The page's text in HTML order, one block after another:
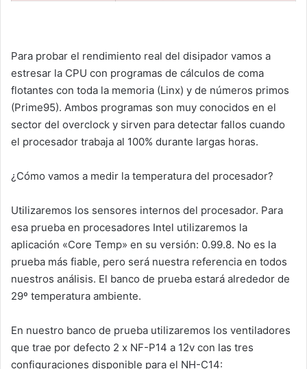
Para probar el rendimiento real del disipador vamos a
estresar la CPU con programas de cálculos de coma
flotantes con toda la memoria (Linx) y de números primos
(Prime95). Ambos programas son muy conocidos en el
sector del overclock y sirven para detectar fallos cuando
el procesador trabaja al 100% durante largas horas.
¿Cómo vamos a medir la temperatura del procesador?
Utilizaremos los sensores internos del procesador. Para
esa prueba en procesadores Intel utilizaremos la
aplicación «Core Temp» en su versión: 0.99.8. No es la
prueba más fiable, pero será nuestra referencia en todos
nuestros análisis. El banco de prueba estará alrededor de
29º temperatura ambiente.
En nuestro banco de prueba utilizaremos los ventiladores
que trae por defecto 2 x NF-P14 a 12v con las tres
configuraciones disponible para el NH-C14: